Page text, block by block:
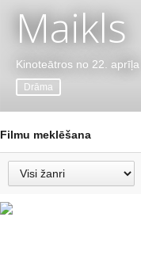
Maikls
Kinoteātros no 22. aprīļa
Drāma
Filmu meklēšana